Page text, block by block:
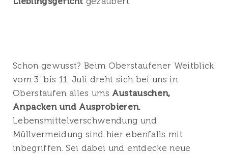
Schon gewusst? Beim Oberstaufener Weitblick
vom 3. bis 11. Juli dreht sich bei uns in
Oberstaufen alles ums Austauschen,
Anpacken und Ausprobieren.
Lebensmittelverschwendung und
Müllvermeidung sind hier ebenfalls mit
inbegriffen. Sei dabei und entdecke neue